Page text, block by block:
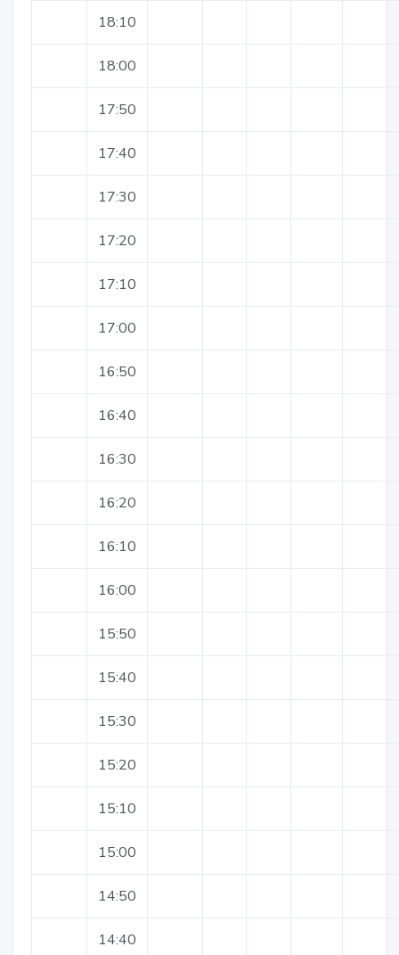
18:10
18:00
17:50
17:40
17:30
17:20
17:10
17:00
16:50
16:40
16:30
16:20
16:10
16:00
15:50
15:40
15:30
15:20
15:10
15:00
14:50
14:40